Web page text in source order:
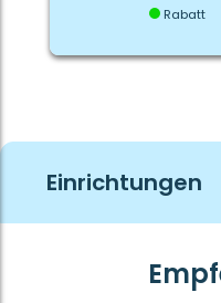
Rabatt
Einrichtungen